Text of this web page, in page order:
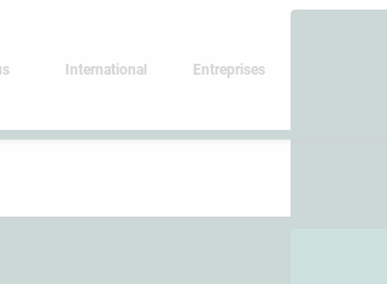
International Entreprises